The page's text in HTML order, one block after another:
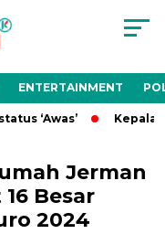
ENTERTAINMENT
‘Awas’ Kepala
Jerman
Besar
2024